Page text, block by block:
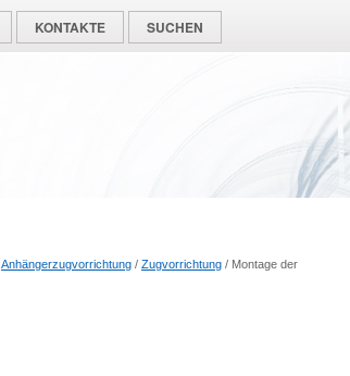
KONTAKTE SUCHEN
Anhängerzugvorrichtung / Zugvorrichtung / Montage der